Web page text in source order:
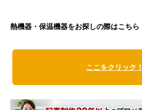
熱機器・保温機器をお探しの際はこちら
ここをクリック！